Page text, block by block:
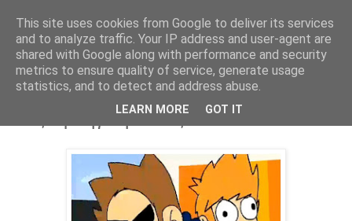
Parakato.gr
Ο ΣΥΡΙΖΑ απλώς δεσμεύτηκε να διώξει
τους προηγούμενους
This site uses cookies from Google to deliver its services
and to analyze traffic. Your IP address and user-agent are
shared with Google along with performance and security
metrics to ensure quality of service, generate usage
statistics, and to detect and address abuse.
LEARN MORE GOT IT